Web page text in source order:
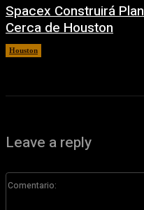
Spacex Construirá
Cerca de Houston
Houston
Leave a reply